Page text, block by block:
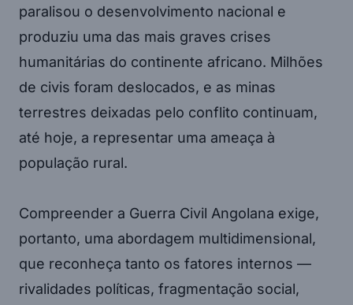
paralisou o desenvolvimento nacional e
produziu uma das mais graves crises
humanitárias do continente africano. Milhões
de civis foram deslocados, e as minas
terrestres deixadas pelo conflito continuam,
até hoje, a representar uma ameaça à
população rural.
Compreender a Guerra Civil Angolana exige,
portanto, uma abordagem multidimensional,
que reconheça tanto os fatores internos —
rivalidades políticas, fragmentação social,